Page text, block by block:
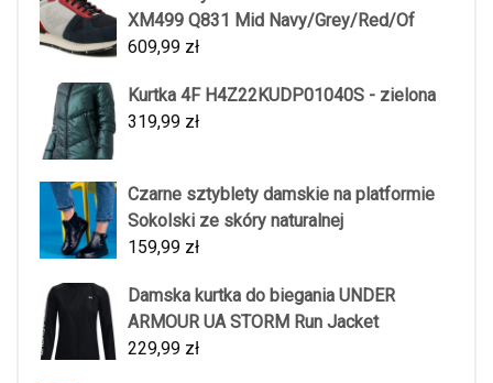
XM499 Q831 Mid Navy/Grey/Red/Of
609,99 zł
Kurtka 4F H4Z22KUDP01040S - zielona
319,99 zł
Czarne sztyblety damskie na platformie
Sokolski ze skóry naturalnej
159,99 zł
Damska kurtka do biegania UNDER
ARMOUR UA STORM Run Jacket
229,99 zł